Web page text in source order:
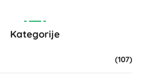
Kategorije
(107)